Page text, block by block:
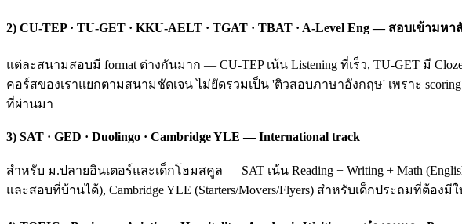
2) CU-TEP · TU-GET · KKU-AELT · TGAT · TBAT · A-Level Eng — สอบเข้ามหา
แต่ละสนามสอบมี format ต่างกันมาก — CU-TEP เน้น Listening ที่เร็ว, TU-GET มี
คอร์สของเราแยกตามสนามชัดเจน ไม่ยัดรวมเป็น 'ติวสอบภาษาอังกฤษ' เพราะ
ที่ผ่านมา
3) SAT · GED · Duolingo · Cambridge YLE — International track
สำหรับ ม.ปลายอินเตอร์และเด็กโฮมสคูล — SAT เน้น Reading + Writing + Math
และสอบที่บ้านได้), Cambridge YLE (Starters/Movers/Flyers) สำหรับเด็กประถมที่ต้องมี